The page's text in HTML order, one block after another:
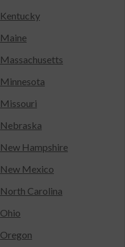
Kentucky
Maine
Massachusetts
Minnesota
Missouri
Nebraska
New Hampshire
New Mexico
North Carolina
Ohio
Oregon